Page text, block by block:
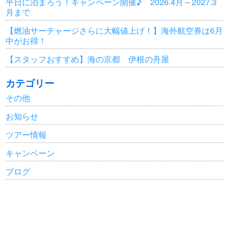
月まで
【燃油サーチャージさらに大幅値上げ！】海外航空券は6月
中がお得！
【スタッフおすすめ】海の京都 伊根の舟屋
カテゴリー
その他
お知らせ
ツアー情報
キャンペーン
ブログ